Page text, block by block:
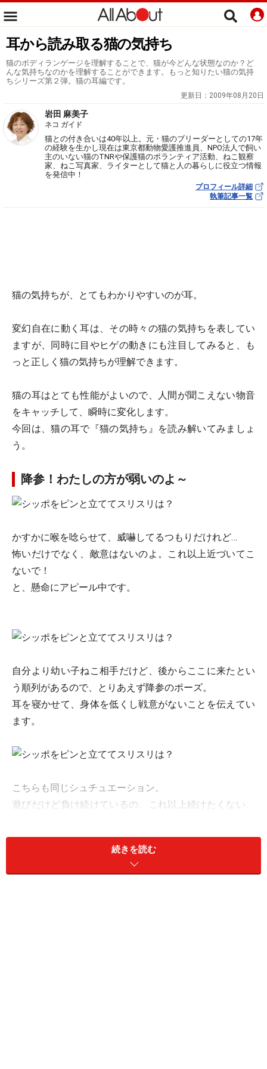
耳から読み取る猫の気持ち
猫のボディランゲージを理解することで、猫が今どんな状態なのか？ど
んな気持ちなのかを理解することができます。もっと知りたい猫の気持
ちシリーズ第２弾。猫の耳編です。
更新日： 2009年08月20日
岩田 麻美子
ネコ ガイド
猫との付き合いは40年以上。元・猫のブリーダーとしての17年
の経験を生かし現在は東京都動物愛護推進員、NPO法人で飼い
主のいない猫のTNRや保護猫のボランティア活動、ねこ観察
家、ねこ写真家、ライターとして猫と人の暮らしに役立つ情報
を発信中！
プロフィール詳細
執筆記事一覧
猫の気持ちが、とてもわかりやすいのが耳。
変幻自在に動く耳は、その時々の猫の気持ちを表してい
ますが、同時に目やヒゲの動きにも注目してみると、も
っと正しく猫の気持ちが理解できます。
猫の耳はとても性能がよいので、人間が聞こえない物音
をキャッチして、瞬時に変化します。
今回は、猫の耳で『猫の気持ち』を読み解いてみましょ
う。
降参！わたしの方が弱いのよ～
かすかに喉を唸らせて、威嚇してるつもりだけれど…
怖いだけでなく、敵意はないのよ。これ以上近づいてこ
ないで！
と、懸命にアピール中です。
自分より幼い子ねこ相手だけど、後からここに来たとい
う順列があるので、とりあえず降参のポーズ。
耳を寝かせて、身体を低くし戦意がないことを伝えてい
ます。
こちらも同じシュチュエーション。
遊びだけど負け続けているの、これ以上続けたくない、
と、アピール中。
同じように耳を寝かせていても、『怖い・警戒中』は？
続きを読む